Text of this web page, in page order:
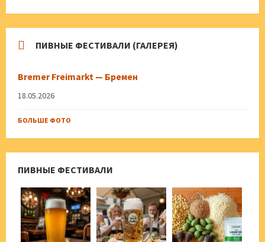
ПИВНЫЕ ФЕСТИВАЛИ (ГАЛЕРЕЯ)
Bremer Freimarkt — Бремен
18.05.2026
БОЛЬШЕ ФОТО
ПИВНЫЕ ФЕСТИВАЛИ